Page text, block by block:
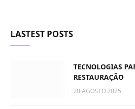
LASTEST POSTS
TECNOLOGIAS
RESTAURAÇÃO
20 AGOSTO 2025